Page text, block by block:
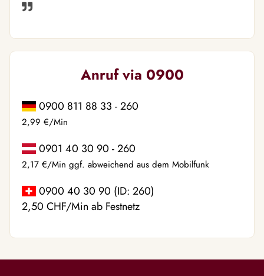
Anruf via 0900
0900 811 88 33 - 260
2,99 €/Min
0901 40 30 90 - 260
2,17 €/Min ggf. abweichend aus dem Mobilfunk
0900 40 30 90 (ID: 260)
2,50 CHF/Min ab Festnetz